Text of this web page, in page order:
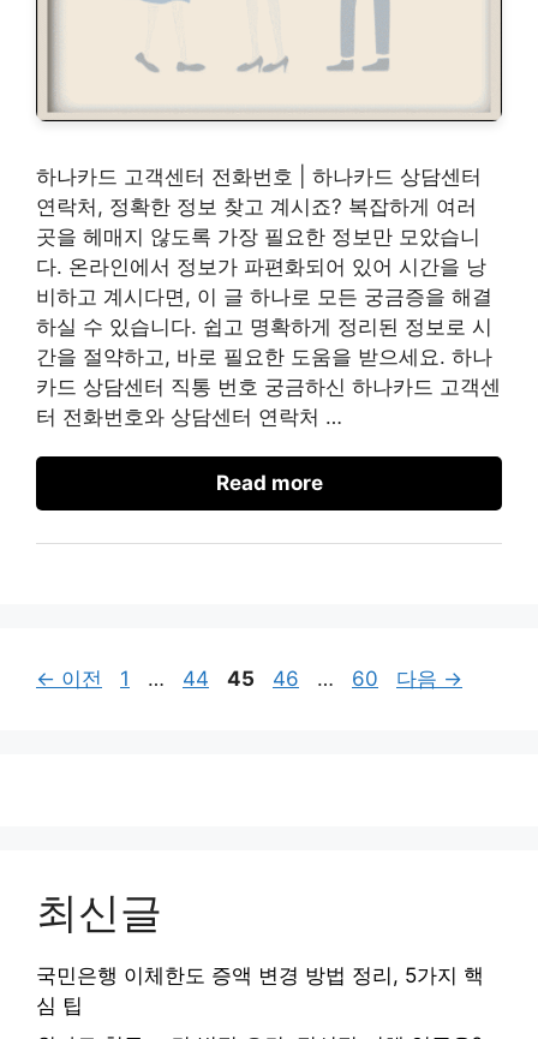
하나카드 고객센터 전화번호 | 하나카드 상담센터
연락처, 정확한 정보 찾고 계시죠? 복잡하게 여러
곳을 헤매지 않도록 가장 필요한 정보만 모았습니
다. 온라인에서 정보가 파편화되어 있어 시간을 낭
비하고 계시다면, 이 글 하나로 모든 궁금증을 해결
하실 수 있습니다. 쉽고 명확하게 정리된 정보로 시
간을 절약하고, 바로 필요한 도움을 받으세요. 하나
카드 상담센터 직통 번호 궁금하신 하나카드 고객센
터 전화번호와 상담센터 연락처 …
Read more
← 이전
페
1 …
페
44
페
45
페
46 …
페
60 다음 →
최신글
국민은행 이체한도 증액 변경 방법 정리, 5가지 핵
심 팁